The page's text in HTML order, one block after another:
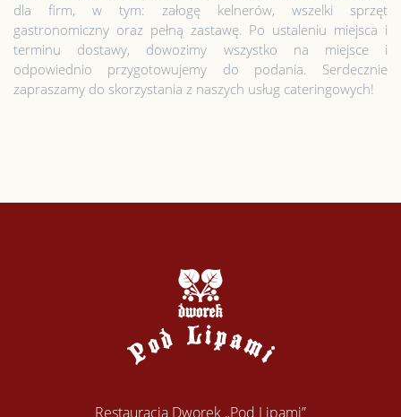
dla firm, w tym: załogę kelnerów, wszelki sprzęt
gastronomiczny oraz pełną zastawę. Po ustaleniu miejsca i
terminu dostawy, dowozimy wszystko na miejsce i
odpowiednio przygotowujemy do podania. Serdecznie
zapraszamy do skorzystania z naszych usług cateringowych!
Restauracja Dworek „Pod Lipami”